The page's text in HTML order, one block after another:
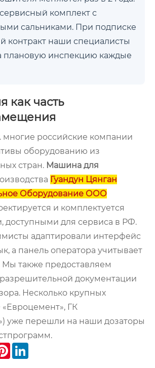
комплект с
сальниками. При подписке
контракт наши специалисты
плановую инспекцию каждые
как часть
многие российские компании
оборудованию из
стран. Машина для
Гуандун Цянган
Оборудование ООО
и комплектуется
доступными для сервиса в РФ.
адаптировали интерфейс
а панель оператора учитывает
Мы также предоставляем
документации
Несколько крупных
ГК
уже перешли на наши дозаторы
Pinterest